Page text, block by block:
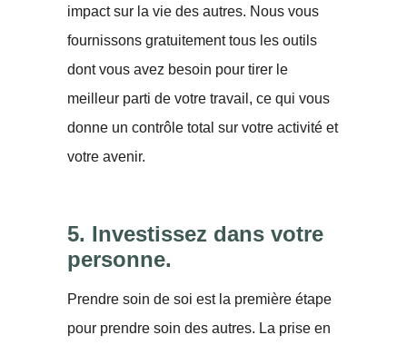
impact sur la vie des autres. Nous vous
fournissons gratuitement tous les outils
dont vous avez besoin pour tirer le
meilleur parti de votre travail, ce qui vous
donne un contrôle total sur votre activité et
votre avenir.
5. Investissez dans votre
personne.
Prendre soin de soi est la première étape
pour prendre soin des autres. La prise en